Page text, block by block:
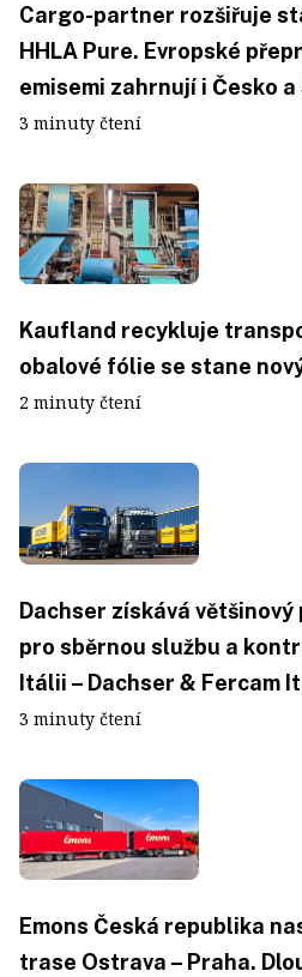
Cargo-partner rozšiřuje
HHLA Pure. Evropské
emisemi zahrnují i Česko a
3 minuty čtení
Kaufland recykluje
obalové fólie se stane
2 minuty čtení
Dachser získává
pro sběrnou službu a
Itálii – Dachser & Fercam
3 minuty čtení
Emons Česká republika
trase Ostrava – Praha.